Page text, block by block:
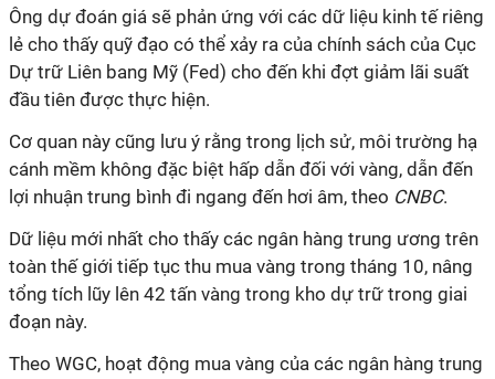
Ông dự đoán giá sẽ phản ứng với các dữ liệu kinh tế riêng
lẻ cho thấy quỹ đạo có thể xảy ra của chính sách của Cục
Dự trữ Liên bang Mỹ (Fed) cho đến khi đợt giảm lãi suất
đầu tiên được thực hiện.
Cơ quan này cũng lưu ý rằng trong lịch sử, môi trường hạ
cánh mềm không đặc biệt hấp dẫn đối với vàng, dẫn đến
lợi nhuận trung bình đi ngang đến hơi âm, theo CNBC.
Dữ liệu mới nhất cho thấy các ngân hàng trung ương trên
toàn thế giới tiếp tục thu mua vàng trong tháng 10, nâng
tổng tích lũy lên 42 tấn vàng trong kho dự trữ trong giai
đoạn này.
Theo WGC, hoạt động mua vàng của các ngân hàng trung